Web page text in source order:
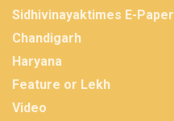
Sidhivinayaktimes E-Paper
Chandigarh
Haryana
Feature or Lekh
Video